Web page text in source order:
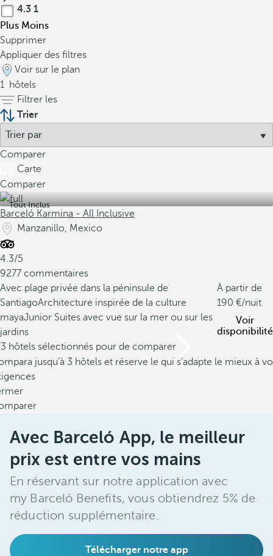
4.3 1
Plus Moins
Supprimer
Appliquer des filtres
Voir sur le plan
1 hôtels
Filtrer les
Trier
Comparer
Carte
Comparer
Tout Inclus
Barceló Karmina - All Inclusive
Manzanillo, Mexico
4.3/5
9277 commentaires
Avec plage privée dans la péninsule de
SantiagoArchitecture inspirée de la culture
mayaJunior Suites avec vue sur la mer ou sur les
jardins
À partir de
190
/nuit
Voir
disponibilité
hôtels sélectionnés pour de comparer
jusqu’à 3 hôtels et réserve le qui s’adapte le mieux à
Avec Barceló App, le meilleur
prix est entre vos mains
En réservant sur notre application avec
my Barceló Benefits, vous obtiendrez 5% de
réduction supplémentaire.
Télécharger notre app